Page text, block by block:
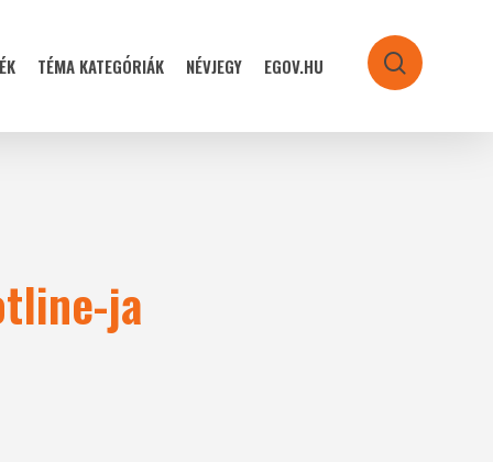
TÉMA KATEGÓRIÁK NÉVJEGY EGOV.HU search
ja